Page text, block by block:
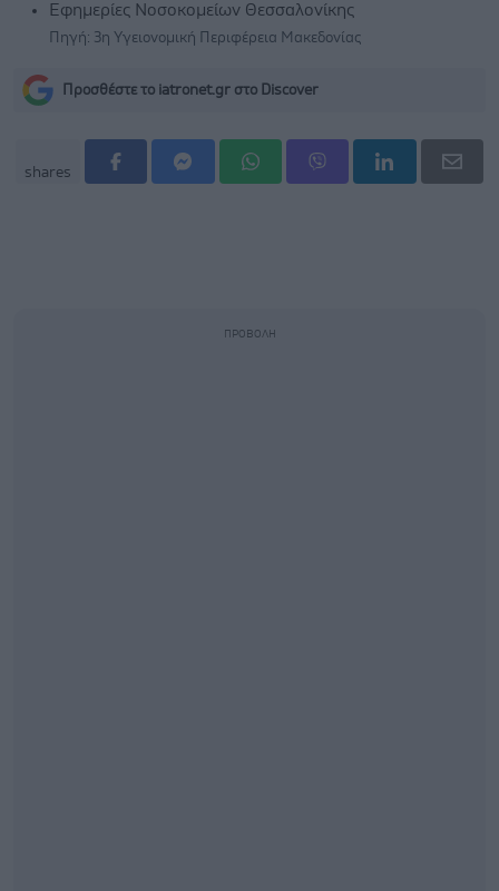
Εφημερίες Νοσοκομείων Θεσσαλονίκης
Πηγή: 3η Υγειονομική Περιφέρεια Μακεδονίας
Προσθέστε το iatronet.gr στο Discover
shares